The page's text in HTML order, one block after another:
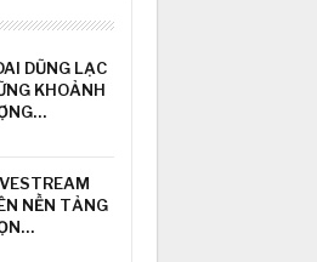
DŨNG LẠC
KHOẢNH
NỀN TẢNG